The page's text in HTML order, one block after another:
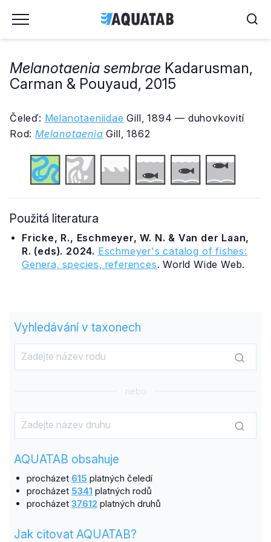
Melanotaenia sembrae Kadarusman,
Carman & Pouyaud, 2015
Čeleď: Melanotaeniidae Gill, 1894 — duhovkovití
Rod: Melanotaenia Gill, 1862
Použitá literatura
Fricke, R., Eschmeyer, W. N. & Van der Laan,
R. (eds). 2024. Eschmeyer's catalog of fishes:
Genera, species, references. World Wide Web.
Vyhledávání v taxonech
nebo
AQUATAB obsahuje
procházet 615 platných čeledí
procházet 5341 platných rodů
procházet 37612 platných druhů
Jak citovat AQUATAB?